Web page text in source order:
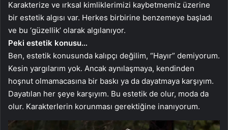
Karakterize ve ırksal kimliklerimizi kaybetmemiz üzerine
bir estetik algısı var. Herkes birbirine benzemeye başladı
ve bu ‘güzellik’ olarak algılanıyor.
Peki estetik konusu…
Ben, estetik konusunda kalıpçı değilim, “Hayır” demiyorum.
Kesin yargılarım yok. Ancak aynılaşmaya, kendinden
hoşnut olmamacasına bir baskı ya da dayatmaya karşıyım.
Dayatılan her şeye karşıyım. Bu estetik de olur, moda da
olur. Karakterlerin korunması gerektiğine inanıyorum.